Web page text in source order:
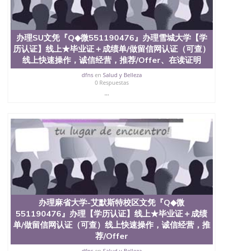
办理SU文凭『Q◆微551190476』办理雪城大学【学
历认证】线上★毕业证＋成绩单/做留信网认证（可查）
线上快速操作，诚信经营，推荐/Offer、在读证明
dfnsen Salud y Belleza
0 Respuestas
...
办理麻省大学-艾默斯特校区文凭『Q◆微
551190476』办理【学历认证】线上★毕业证＋成绩
单/做留信网认证（可查）线上快速操作，诚信经营，推
荐/Offer